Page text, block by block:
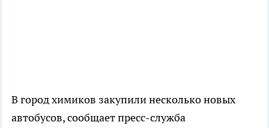
В город химиков закупили несколько новых
автобусов, сообщает пресс-служба